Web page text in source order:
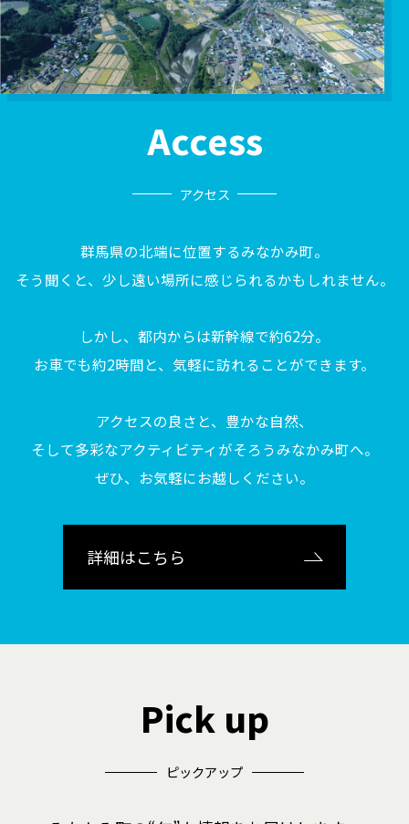
Access
アクセス
群馬県の北端に位置するみなかみ町。
そう聞くと、少し遠い場所に感じられるかもしれません。
しかし、都内からは新幹線で約62分。
お車でも約2時間と、気軽に訪れることができます。
アクセスの良さと、豊かな自然、
そして多彩なアクティビティがそろうみなかみ町へ。
ぜひ、お気軽にお越しください。
詳細はこちら
Pick up
ピックアップ